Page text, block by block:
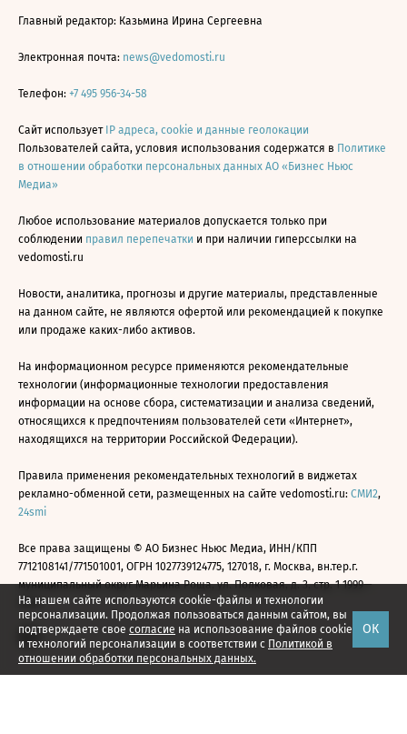
На нашем сайте используются cookie-файлы и технологии
персонализации. Продолжая пользоваться данным сайтом, вы
подтверждаете свое согласие на использование файлов cookie
и технологий персонализации в соответствии с Политикой в
отношении обработки персональных данных.
ОК
Главный редактор: Казьмина Ирина Сергеевна
Электронная почта: news@vedomosti.ru
Телефон: +7 495 956-34-58
Сайт использует IP адреса, cookie и данные геолокации
Пользователей сайта, условия использования содержатся в Политике
в отношении обработки персональных данных АО «Бизнес Ньюс
Медиа»
Любое использование материалов допускается только при
соблюдении правил перепечатки и при наличии гиперссылки на
vedomosti.ru
Новости, аналитика, прогнозы и другие материалы, представленные
на данном сайте, не являются офертой или рекомендацией к покупке
или продаже каких-либо активов.
На информационном ресурсе применяются рекомендательные
технологии (информационные технологии предоставления
информации на основе сбора, систематизации и анализа сведений,
относящихся к предпочтениям пользователей сети «Интернет»,
находящихся на территории Российской Федерации).
Правила применения рекомендательных технологий в виджетах
рекламно-обменной сети, размещенных на сайте vedomosti.ru: СМИ2,
24smi
Все права защищены © АО Бизнес Ньюс Медиа, ИНН/КПП
7712108141/771501001, ОГРН 1027739124775, 127018, г. Москва, вн.тер.г.
муниципальный округ Марьина Роща, ул. Полковая, д. 3, стр. 1 1999—
2026